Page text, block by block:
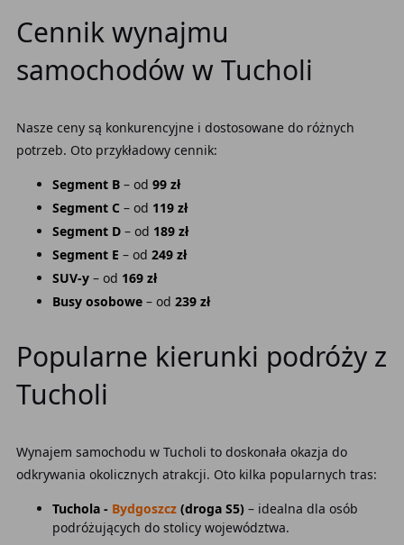
Cennik wynajmu
samochodów w Tucholi
Nasze ceny są konkurencyjne i dostosowane do różnych
potrzeb. Oto przykładowy cennik:
Segment B– od 99 zł
Segment C – od 119 zł
Segment D– od 189 zł
Segment E – od 249 zł
SUV-y– od 169 zł
Busy osobowe– od 239 zł
Popularne kierunki podróży z
Tucholi
Wynajem samochodu w Tucholi to doskonała okazja do
odkrywania okolicznych atrakcji. Oto kilka popularnych tras:
Tuchola - Bydgoszcz(droga S5)– idealna dla osób
podróżujących do stolicy województwa.